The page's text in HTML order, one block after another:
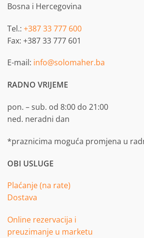
Bosna i Hercegovina
Tel.: +387 33 777 600
Fax: +387 33 777 601
E-mail: info@solomaher.ba
RADNO VRIJEME
pon. – sub. od 8:00 do 21:00
ned. neradni dan
*praznicima moguća promjena u
OBI USLUGE
Plaćanje (na rate)
Dostava
Online rezervacija i
preuzimanje u marketu